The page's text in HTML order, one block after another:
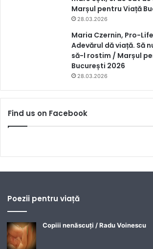
Marșul pentru Viață
28.03.2026
Maria Czernin, Pro-
Adevărul dă viață. Să
să-l rostim / Marșul
București 2026
28.03.2026
Find us on Facebook
Poezii pentru viață
Copiii nenăscuți / Radu Voinescu